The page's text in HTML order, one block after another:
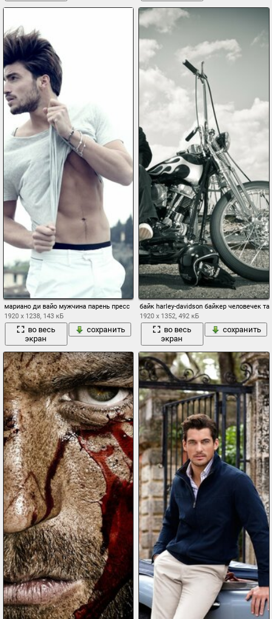
мариано ди вайо мужчина парень пресс
1920 x 1238, 143 кБ
во весь
экран
сохранить
байк harley-davidson байкер человечек
1920 x 1352, 492 кБ
во весь
экран
сохранить